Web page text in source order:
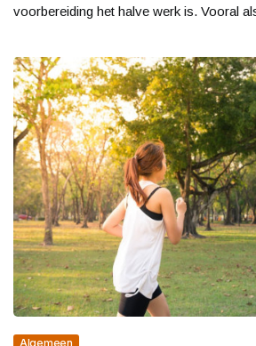
voorbereiding het halve werk is. Vooral
Algemeen